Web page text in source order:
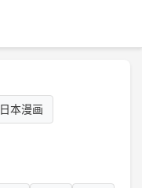
日本漫画